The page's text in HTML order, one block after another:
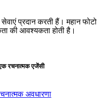
प्रदान करती हैं। महान फोटो
की आवश्यकता होती है।
एक रचनात्मक एजेंसी
अवधारणा